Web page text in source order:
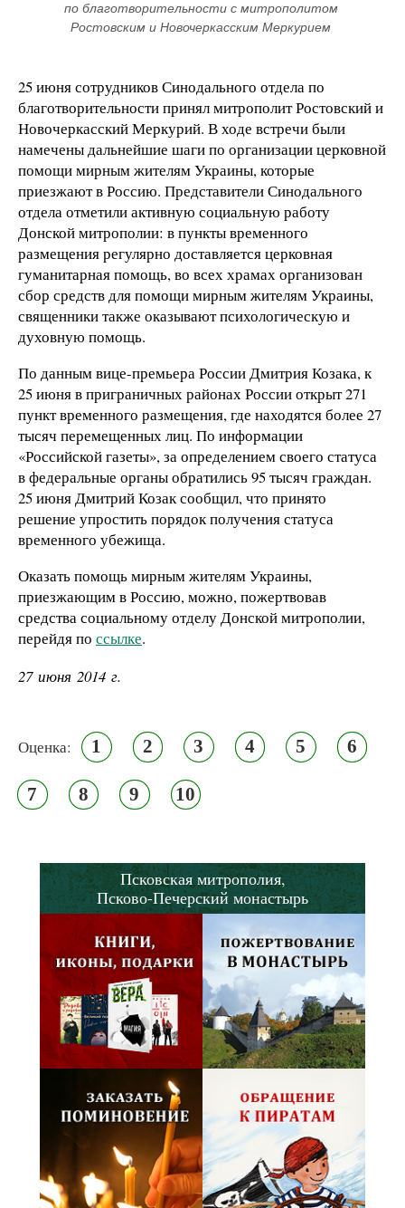
по благотворительности с митрополитом
Ростовским и Новочеркасским Меркурием
25 июня сотрудников Синодального отдела по
благотворительности принял митрополит Ростовский и
Новочеркасский Меркурий. В ходе встречи были
намечены дальнейшие шаги по организации церковной
помощи мирным жителям Украины, которые
приезжают в Россию. Представители Синодального
отдела отметили активную социальную работу
Донской митрополии: в пункты временного
размещения регулярно доставляется церковная
гуманитарная помощь, во всех храмах организован
сбор средств для помощи мирным жителям Украины,
священники также оказывают психологическую и
духовную помощь.
По данным вице-премьера России Дмитрия Козака, к
25 июня в приграничных районах России открыт 271
пункт временного размещения, где находятся более 27
тысяч перемещенных лиц. По информации
«Российской газеты», за определением своего статуса
в федеральные органы обратились 95 тысяч граждан.
25 июня Дмитрий Козак сообщил, что принято
решение упростить порядок получения статуса
временного убежища.
Оказать помощь мирным жителям Украины,
приезжающим в Россию, можно, пожертвовав
средства социальному отделу Донской митрополии,
перейдя по ссылке.
27 июня 2014 г.
Оценка: 1 2 3 4 5 6
7 8 9 10
Псковская митрополия,
Псково-Печерский монастырь